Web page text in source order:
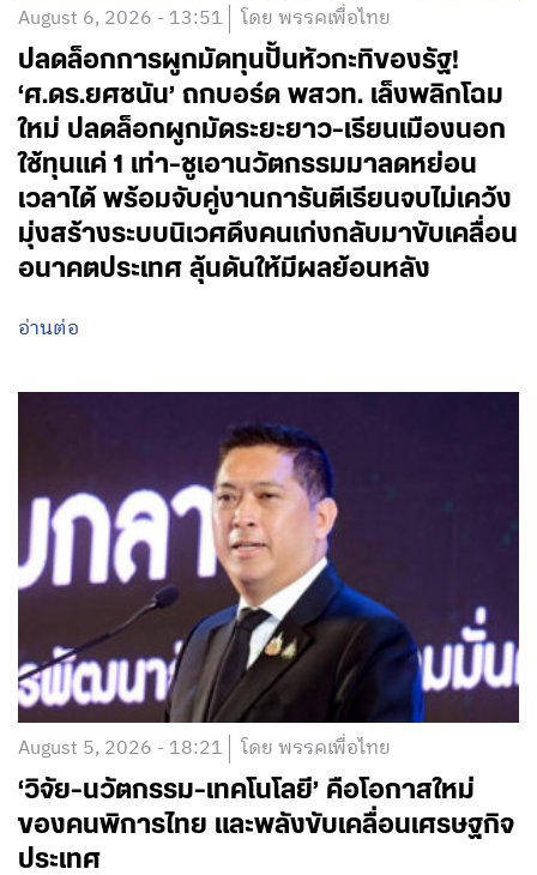
August 6, 2026 - 13:51 โดย พรรคเพื่อไทย
ปลดล็อกการผูกมัดทุนปั้นหัวกะทิของรัฐ!
‘ศ.ดร.ยศชนัน’ ถกบอร์ด พสวท. เล็งพลิกโฉม
ใหม่ ปลดล็อกผูกมัดระยะยาว-เรียนเมืองนอก
ใช้ทุนแค่ 1 เท่า-ชูเอานวัตกรรมมาลดหย่อน
เวลาได้ พร้อมจับคู่งานการันตีเรียนจบไม่เคว้ง
มุ่งสร้างระบบนิเวศดึงคนเก่งกลับมาขับเคลื่อน
อนาคตประเทศ ลุ้นดันให้มีผลย้อนหลัง
อ่านต่อ
August 5, 2026 - 18:21 โดย พรรคเพื่อไทย
‘วิจัย-นวัตกรรม-เทคโนโลยี’ คือโอกาสใหม่
ของคนพิการไทย และพลังขับเคลื่อนเศรษฐกิจ
ประเทศ